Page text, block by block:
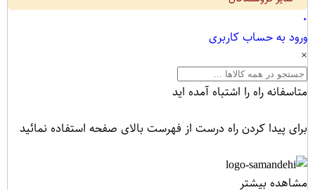
۰
ورود به حساب کاربری
×
متاسفانه راه را اشتباه آمده اید
برای پیدا کردن راه درست از فهرست بالای صفحه استفاده نمائید
مشاهده بیشتر